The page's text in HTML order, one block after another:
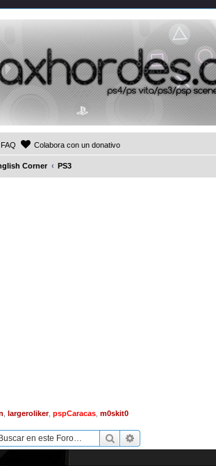
FAQ Colabora con un donativo
Corner PS3
largeroliker, pspCaracas m0skit0
Buscar